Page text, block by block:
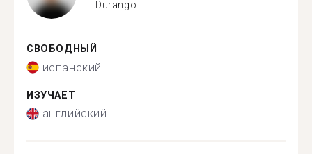
Durango
СВОБОДНЫЙ
испанский
ИЗУЧАЕТ
английский